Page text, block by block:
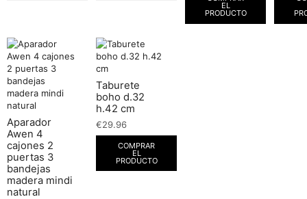
EL
PRODUCTO
Aparador
Awen 4
cajones 2
puertas 3
bandejas
madera mindi
natural
Taburete
boho d.32
h.42 cm
€29.96
COMPRAR
EL
PRODUCTO